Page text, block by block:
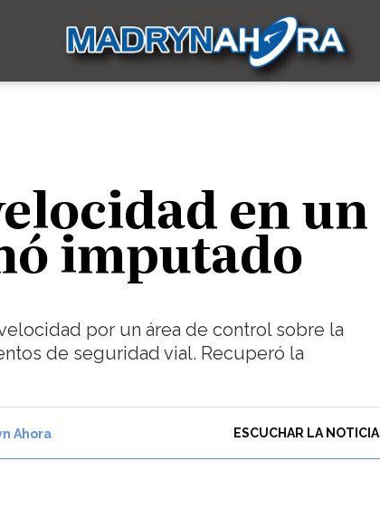
en un
imputado
por un área de control sobre la
de seguridad vial. Recuperó la
Ahora ESCUCHAR LA NOTICIA